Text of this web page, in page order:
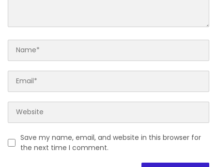
Save my name, email, and website in this browser for
the next time I comment.